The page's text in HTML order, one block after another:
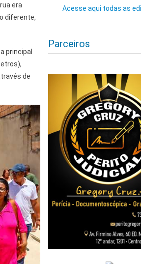
era
diferente,
principal
de
Acesse aqui todas as
Parceiros